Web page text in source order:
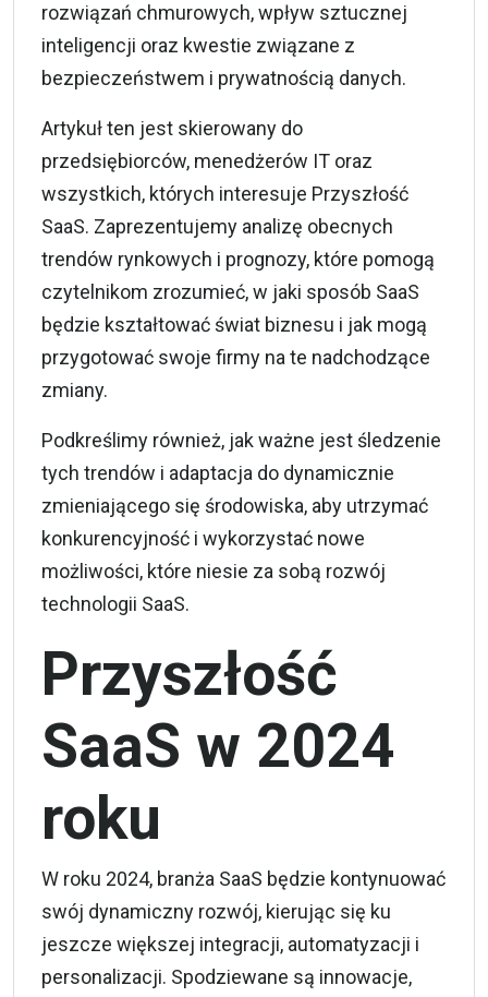
rozwiązań chmurowych, wpływ sztucznej
inteligencji oraz kwestie związane z
bezpieczeństwem i prywatnością danych.
Artykuł ten jest skierowany do
przedsiębiorców, menedżerów IT oraz
wszystkich, których interesuje Przyszłość
SaaS. Zaprezentujemy analizę obecnych
trendów rynkowych i prognozy, które pomogą
czytelnikom zrozumieć, w jaki sposób SaaS
będzie kształtować świat biznesu i jak mogą
przygotować swoje firmy na te nadchodzące
zmiany.
Podkreślimy również, jak ważne jest śledzenie
tych trendów i adaptacja do dynamicznie
zmieniającego się środowiska, aby utrzymać
konkurencyjność i wykorzystać nowe
możliwości, które niesie za sobą rozwój
technologii SaaS.
Przyszłość
SaaS w 2024
roku
W roku 2024, branża SaaS będzie kontynuować
swój dynamiczny rozwój, kierując się ku
jeszcze większej integracji, automatyzacji i
personalizacji. Spodziewane są innowacje,